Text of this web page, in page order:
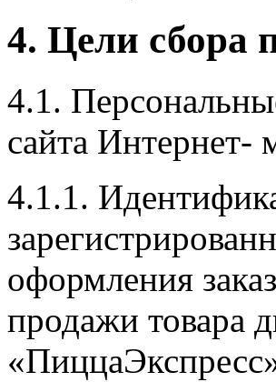
4. Цели сбора
4.1.
сайта Интернет-
4.1.1.
оформления
продажи товара